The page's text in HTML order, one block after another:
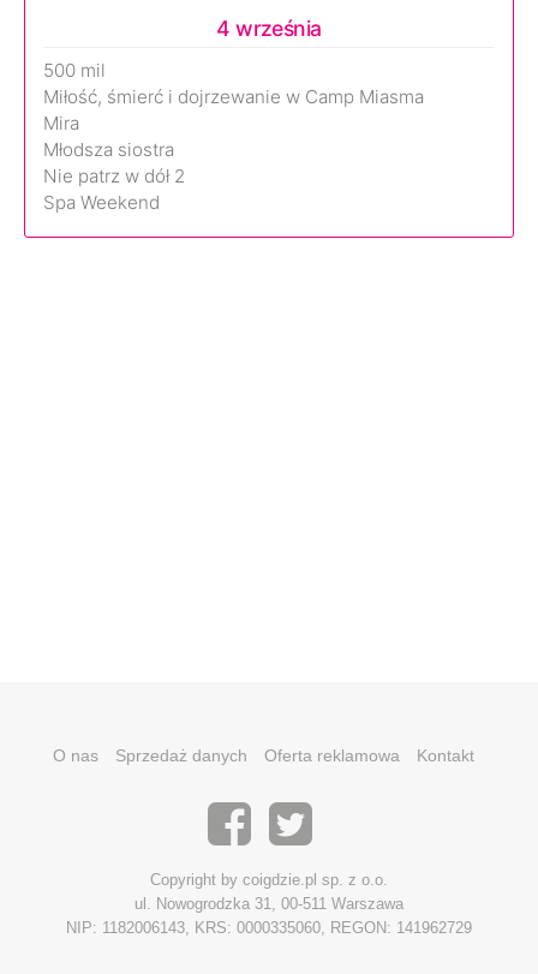
4 września
500 mil
Miłość, śmierć i dojrzewanie w Camp Miasma
Mira
Młodsza siostra
Nie patrz w dół 2
Spa Weekend
O nas Sprzedaż danych Oferta reklamowa Kontakt
Copyright by coigdzie.pl sp. z o.o.
ul. Nowogrodzka 31, 00-511 Warszawa
NIP: 1182006143, KRS: 0000335060, REGON: 141962729